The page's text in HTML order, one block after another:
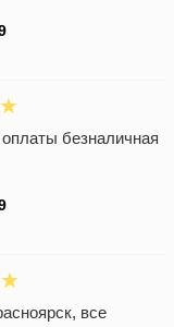
безналичная
все